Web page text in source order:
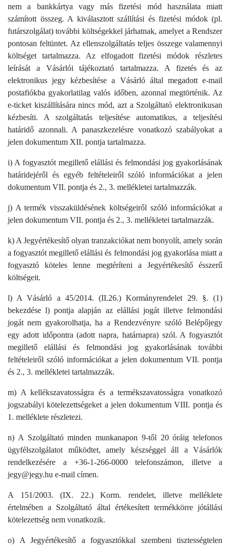
nem a bankkártya vagy más fizetési mód használata miatt
számított összeg. A kiválasztott szállítási és fizetési módok (pl.
futárszolgálat) további költségekkel járhatnak, amelyet a Rendszer
pontosan feltüntet. Az ellenszolgáltatás teljes összege valamennyi
költséget tartalmazza. Az elfogadott fizetési módok részletes
leírását a Vásárlói tájékoztató tartalmazza. A fizetés és az
elektronikus jegy kézbesítése a Vásárló által megadott e-mail
postafiókba gyakorlatilag valós időben, azonnal megtörténik. Az
e-ticket kiszállítására nincs mód, azt a Szolgáltató elektronikusan
kézbesíti. A szolgáltatás teljesítése automatikus, a teljesítési
határidő azonnali. A panaszkezelésre vonatkozó szabályokat a
jelen dokumentum XII. pontja tartalmazza.
i) A fogyasztót megillető elállási és felmondási jog gyakorlásának
határidejéről és egyéb feltételeiről szóló információkat a jelen
dokumentum VII. pontja és 2., 3. mellékletei tartalmazzák.
j) A termék visszaküldésének költségeiről szóló információkat a
jelen dokumentum VII. pontja és 2., 3. mellékletei tartalmazzák.
k) A Jegyértékesítő olyan tranzakciókat nem bonyolít, amely során
a fogyasztót megillető elállási és felmondási jog gyakorlása miatt a
fogyasztó köteles lenne megtéríteni a Jegyértékesítő ésszerű
költségeit.
l) A Vásárló a 45/2014. (II.26.) Kormányrendelet 29. §. (1)
bekezdése l) pontja alapján az elállási jogát illetve felmondási
jogát nem gyakorolhatja, ha a Rendezvényre szóló Belépőjegy
egy adott időpontra (adott napra, határnapra) szól. A fogyasztót
megillető elállási és felmondási jog gyakorlásának további
feltételeiről szóló információkat a jelen dokumentum VII. pontja
és 2., 3. mellékletei tartalmazzák.
m) A kellékszavatosságra és a termékszavatosságra vonatkozó
jogszabályi kötelezettségeket a jelen dokumentum VIII. pontja és
1. melléklete részletezi.
n) A Szolgáltató minden munkanapon 9-től 20 óráig telefonos
ügyfélszolgálatot működtet, amely készséggel áll a Vásárlók
rendelkezésére a +36-1-266-0000 telefonszámon, illetve a
jegy@jegy.hu e-mail címen.
A 151/2003. (IX. 22.) Korm. rendelet, illetve melléklete
értelmében a Szolgáltató által értékesített termékkörre jótállási
kötelezettség nem vonatkozik.
o) A Jegyértékesítő a fogyasztókkal szembeni tisztességtelen